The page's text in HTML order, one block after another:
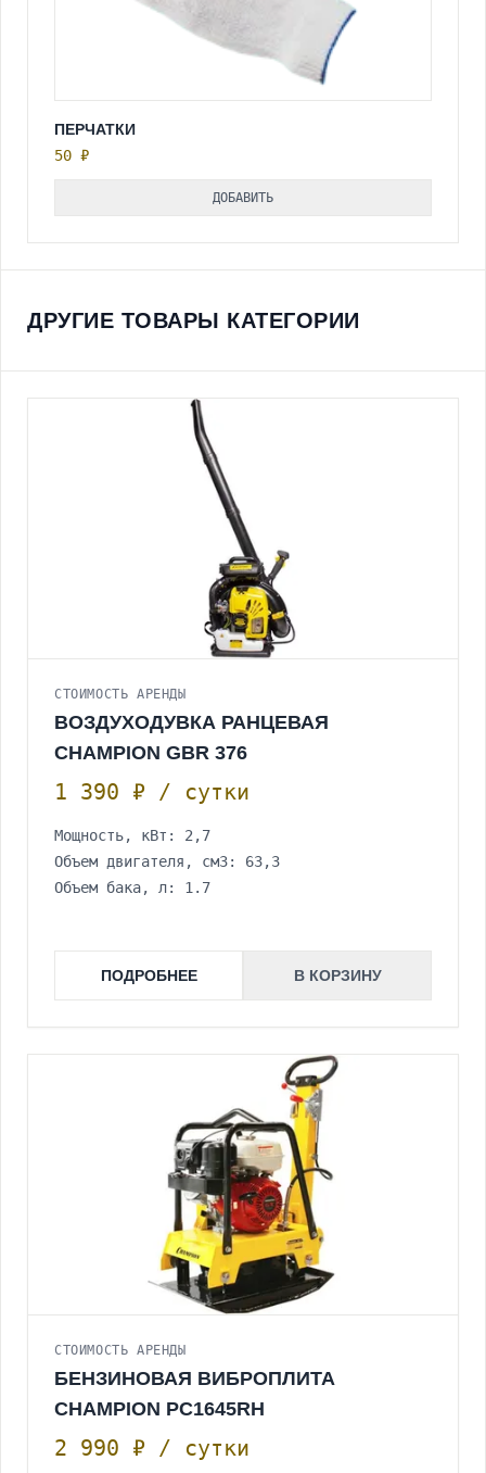
ПЕРЧАТКИ
50 ₽
ДОБАВИТЬ
ДРУГИЕ ТОВАРЫ КАТЕГОРИИ
СТОИМОСТЬ АРЕНДЫ
ВОЗДУХОДУВКА РАНЦЕВАЯ
CHAMPION GBR 376
1 390 ₽ / сутки
Мощность, кВт: 2,7
Объем двигателя, см3: 63,3
Объем бака, л: 1.7
ПОДРОБНЕЕ В КОРЗИНУ
СТОИМОСТЬ АРЕНДЫ
БЕНЗИНОВАЯ ВИБРОПЛИТА
CHAMPION PC1645RH
2 990 ₽ / сутки